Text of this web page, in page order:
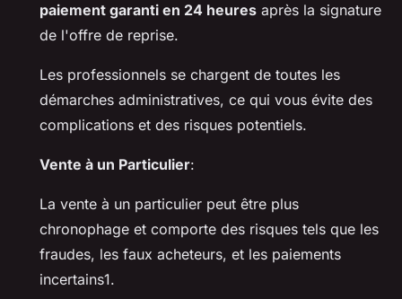
paiement garanti en 24 heures après la signature
de l'offre de reprise.
Les professionnels se chargent de toutes les
démarches administratives, ce qui vous évite des
complications et des risques potentiels.
Vente à un Particulier:
La vente à un particulier peut être plus
chronophage et comporte des risques tels que les
fraudes, les faux acheteurs, et les paiements
incertains1.